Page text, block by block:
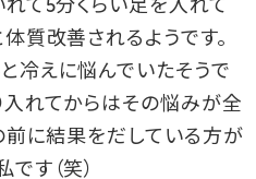
て5分くらい足を入れて
質改善されるようです。
冷えに悩んでいたそうで
入れてからはその悩みが全
前に結果をだしている方が
す（笑）